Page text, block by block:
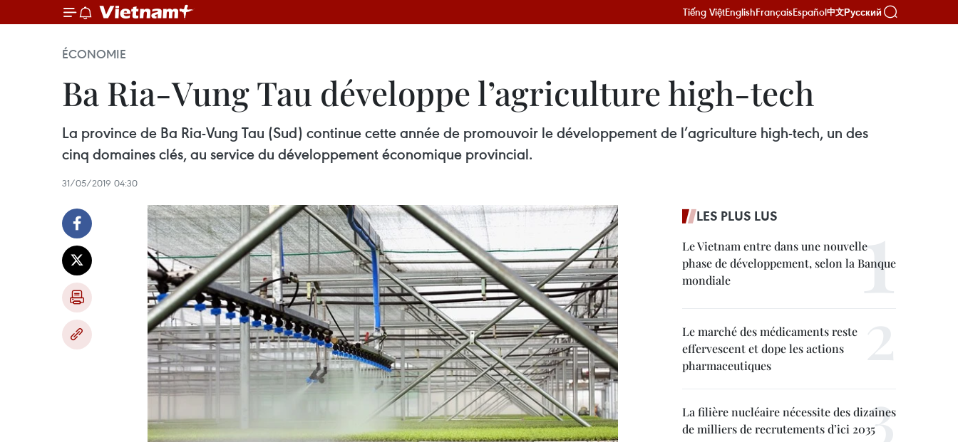
Tiếng ViệtEnglishFrançaisEspañol中文Русский
ÉCONOMIE
Ba Ria-Vung Tau développe l’agriculture high-tech
La province de Ba Ria-Vung Tau (Sud) continue cette année de promouvoir le développement de l’agriculture high-tech, un des
cinq domaines clés, au service du développement économique provincial.
31/05/2019 04:30
LES PLUS LUS
Le Vietnam entre dans une nouvelle
phase de développement, selon la Banque
mondiale
Le marché des médicaments reste
effervescent et dope les actions
pharmaceutiques
La filière nucléaire nécessite des dizaines
de milliers de recrutements d’ici 2035